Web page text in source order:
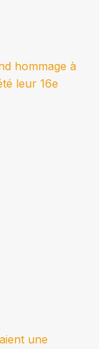
hommage à
leur 16e
une